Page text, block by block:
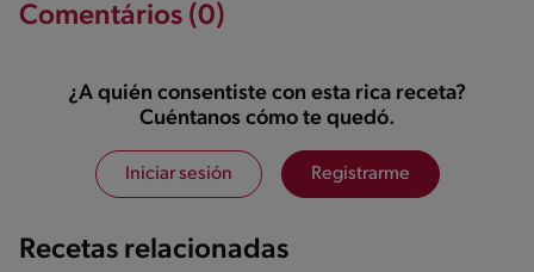
Comentários (0)
¿A quién consentiste con esta rica receta?
Cuéntanos cómo te quedó.
Iniciar sesión Registrarme
Recetas relacionadas